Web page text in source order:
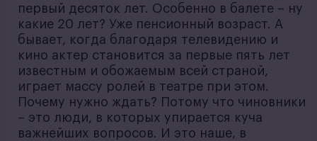
первый десяток лет. Особенно в балете – ну
какие 20 лет? Уже пенсионный возраст. А
бывает, когда благодаря телевидению и
кино актер становится за первые пять лет
известным и обожаемым всей страной,
играет массу ролей в театре при этом.
Почему нужно ждать? Потому что чиновники
– это люди, в которых упирается куча
важнейших вопросов. И это наше, в